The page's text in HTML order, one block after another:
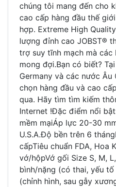
chúng tôi mang đến cho
cao cấp hàng đầu thế
hợp. Extreme High
lượng đỉnh cao JOBST®
trợ suy tĩnh mạch mà các
mong đợi.Bạn có biết?
Germany và các nước Âu
chọn hàng đầu và cao
qua. Hãy tìm tìm kiếm
Internet !Đặc điểm nổi
mềm mạiÁp lực 20-30
U.S.A.Độ bền trên 6
cấpTiêu chuẩn FDA, Hoa
vớ/hộpVớ gối Size S, M,
bình/nặng (có thai, yếu
(chỉnh hình, sau gẫy